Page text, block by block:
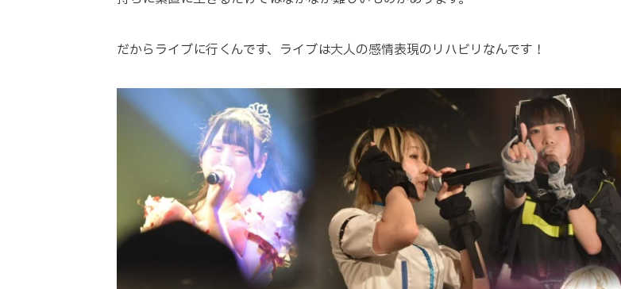
だからライブに行くんです、ライブは大人の感情表現のリハビリなんです！